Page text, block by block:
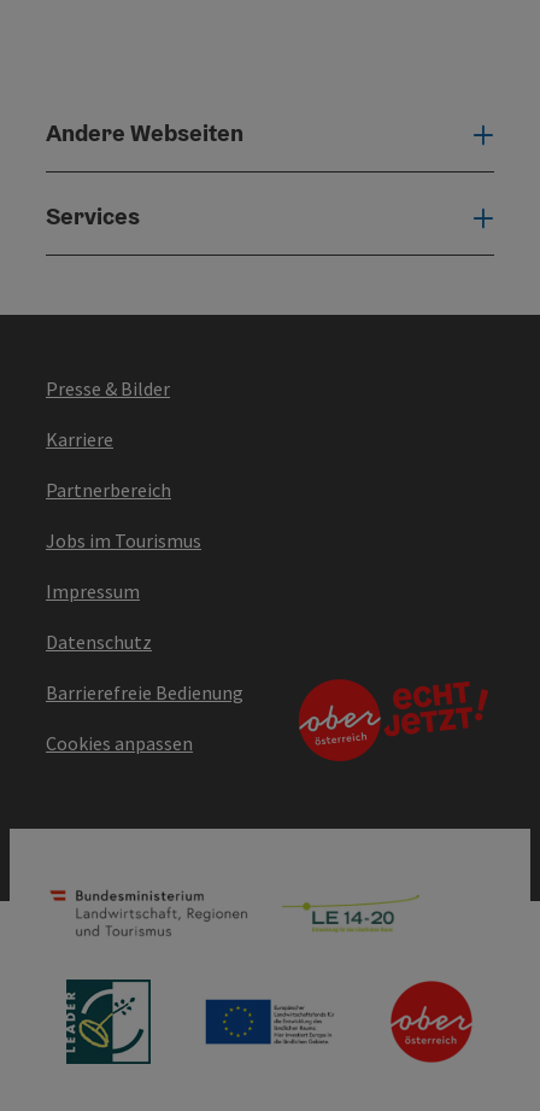
Andere Webseiten
Services
Presse & Bilder
Karriere
Partnerbereich
Jobs im Tourismus
Impressum
Datenschutz
Barrierefreie Bedienung
Cookies anpassen